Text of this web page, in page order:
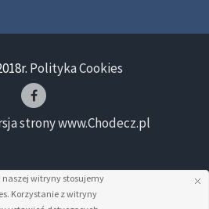
Polityka Cookies
strony www.Chodecz.pl
naszej witryny stosujemy
Korzystanie z witryny